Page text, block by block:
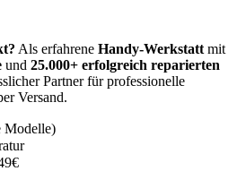
Als erfahrene Handy-Werkstatt mit
und 25.000+ erfolgreich reparierten
Partner für professionelle
Versand.
Modelle)